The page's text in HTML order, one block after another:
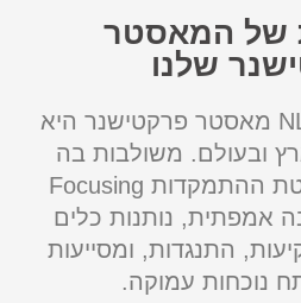
של המאסטר
שלנו
ההכשרה שלנו ל NLP מאסטר פרקטישנר היא
ובעולם. משולבות בה
מיומנויות מתוך שיטת ההתמקדות Focusing
אמפתית, נותנות כלים
התנגדות, ומסייעות
נוכחות עמוקה.